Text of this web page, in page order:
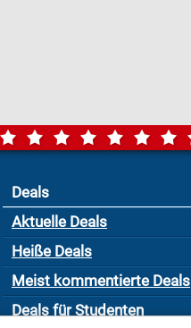
Deals
Aktuelle Deals
Heiße Deals
Meist kommentierte Deals
Deals für Studenten